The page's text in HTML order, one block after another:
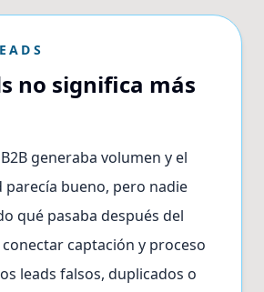
no significa más
generaba volumen y el
parecía bueno, pero nadie
qué pasaba después del
captación y proceso
leads falsos, duplicados o